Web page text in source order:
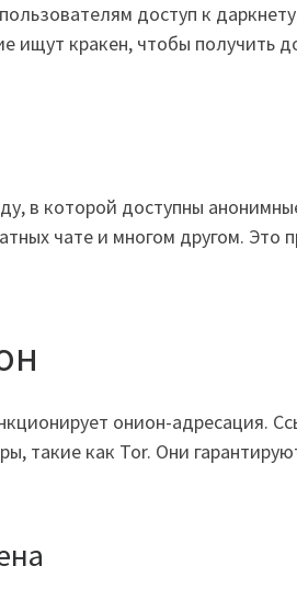
доступ к
ищут кракен, чтобы получить
в которой доступны
чате и многом другом. Это
онион-адресация.
такие как Tor. Они